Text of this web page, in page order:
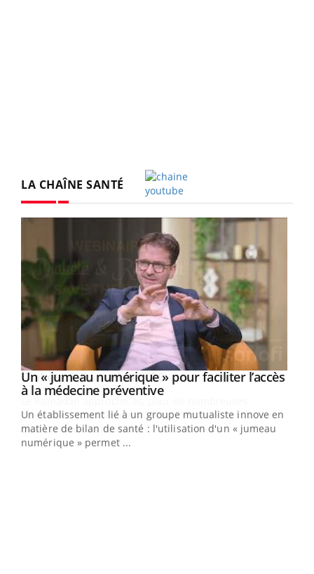
LA CHAÎNE SANTÉ
Youtube
Un « jumeau numérique » pour faciliter l’accès
à la médecine préventiveYoutube
Un établissement lié à un groupe mutualiste innove en
matière de bilan de santé : l'utilisation d'un « jumeau
numérique » permet ...